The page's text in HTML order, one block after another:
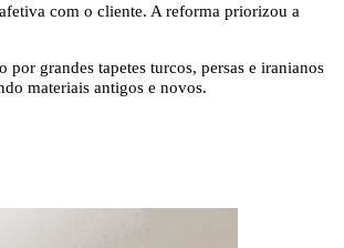
com o cliente. A reforma priorizou a
grandes tapetes turcos, persas e iranianos
materiais antigos e novos.